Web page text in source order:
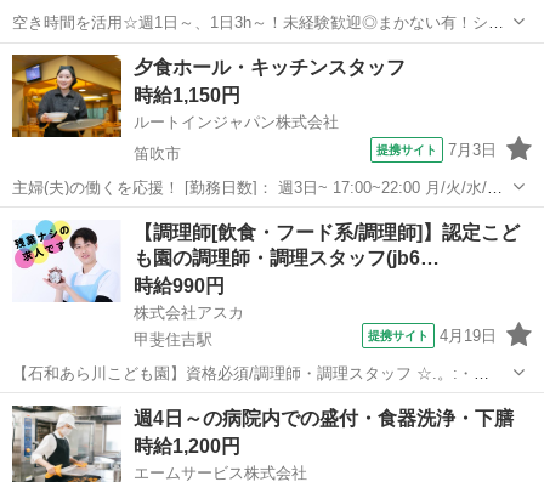
空き時間を活用☆週1日～、1日3h～！未経験歓迎◎まかない有！シフ
トは1週間毎♪ シフトの融通が利くので、働きやすさ抜群！ 「お迎えの
14時まで」「夕飯準備の17時まで」 「学校帰りに夕方から」「夜の短
時間で」など、 まず...
山梨 笛吹市 レストラン
夕食ホール・キッチンスタッフ
時給1,150円
ルートインジャパン株式会社
笛吹市
提携サイト 7月3日
主婦(夫)の働くを応援！ [勤務日数]： 週3日~ 17:00~22:00 月/火/水/木/
金/土/日 などから選べます [勤務地・最寄駅]： 山梨県笛吹市石和町広
瀬1195 ホテルルートインコート甲府石和 石和温泉駅徒...
山梨 キッチン
【調理師[飲食・フード系/調理師]】認定こど
も園の調理師・調理スタッフ(jb6…
時給990円
株式会社アスカ
甲斐住吉駅
提携サイト 4月19日
【石和あら川こども園】資格必須/調理師・調理スタッフ ☆.。:・
★.。:*・☆.。:*☆.。:*・★ ★お勧めポイント★ 無資格OK 短
時間 時間固定の月～金週5日 土日祝お休み ☆.。:・★.。:*・
☆.。...
山梨 笛吹市 甲斐住吉駅 レストラン
週4日～の病院内での盛付・食器洗浄・下膳
時給1,200円
エームサービス株式会社